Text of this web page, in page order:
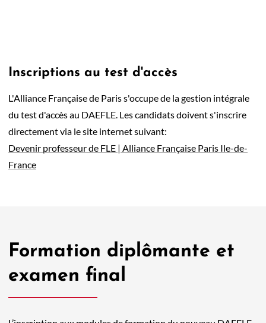
Inscriptions au test d'accès
L'Alliance Française de Paris s'occupe de la gestion intégrale
du test d'accès au DAEFLE. Les candidats doivent s'inscrire
directement via le site internet suivant:
Devenir professeur de FLE | Alliance Française Paris Ile-de-
France
Formation diplômante et
examen final